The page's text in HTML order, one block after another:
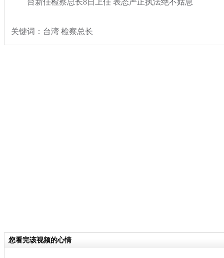
关键词：台湾 检察总长
您看完该视频的心情